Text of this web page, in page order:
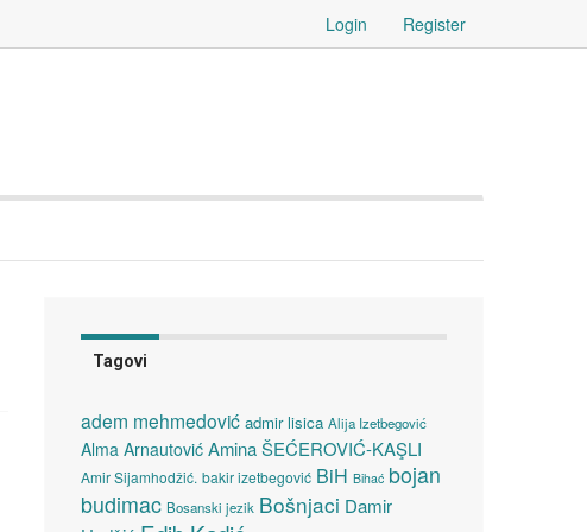
Login Register
Tagovi
adem mehmedović admir lisica Alija Izetbegović
Alma Arnautović Amina ŠEĆEROVIĆ-KAŞLI
Amir Sijamhodžić. bakir izetbegović BiH Bihać bojan
budimac Bosanski jezik Bošnjaci Damir